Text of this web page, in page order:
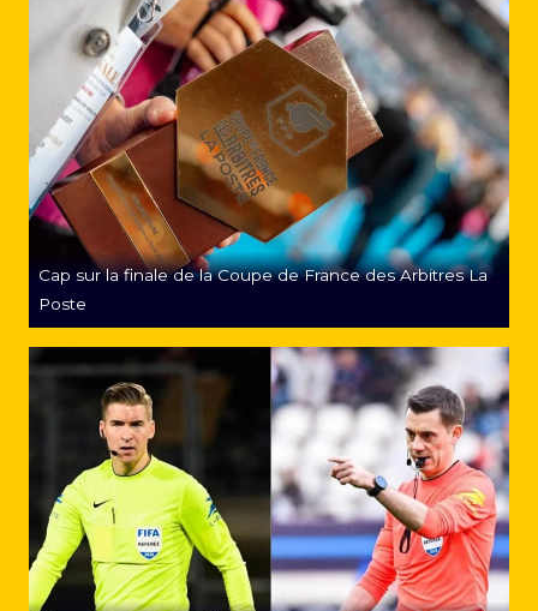
Cap sur la finale de la Coupe de France des Arbitres La
Poste